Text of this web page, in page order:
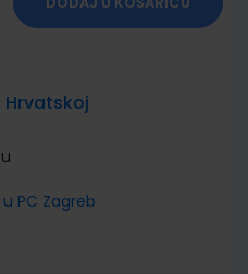
PC Zagreb